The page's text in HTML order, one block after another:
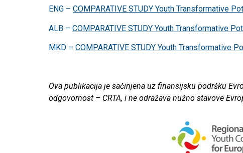
ENG – COMPARATIVE STUDY Youth Transformative
ALB – COMPARATIVE STUDY Youth Transformative
MKD – COMPARATIVE STUDY Youth Transformative
Ova publikacija je sačinjena uz finansijsku podršku
odgovornost – CRTA, i ne odražava nužno stavove